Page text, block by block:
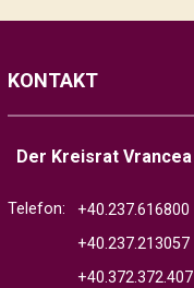
KONTAKT
Der Kreisrat Vrancea
Telefon:
+40.237.616800
+40.237.213057
+40.372.372.407